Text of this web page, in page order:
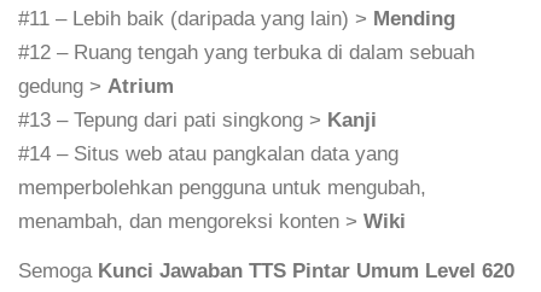
#11 – Lebih baik (daripada yang lain) > Mending
#12 – Ruang tengah yang terbuka di dalam sebuah
gedung > Atrium
#13 – Tepung dari pati singkong > Kanji
#14 – Situs web atau pangkalan data yang
memperbolehkan pengguna untuk mengubah,
menambah, dan mengoreksi konten > Wiki
Semoga Kunci Jawaban TTS Pintar Umum Level 620